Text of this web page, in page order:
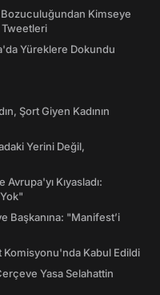
Bozuculuğundan Kimseye
Tweetleri
Yüreklere Dokundu
Şort Giyen Kadının
Yerini Değil,
Kıyasladı:
Başkanına: "Manifest’i
Komisyonu'nda Kabul Edildi
Yasa Selahattin